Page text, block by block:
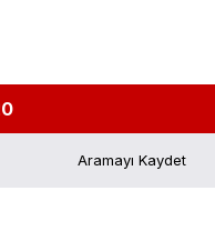
Aramayı Kaydet